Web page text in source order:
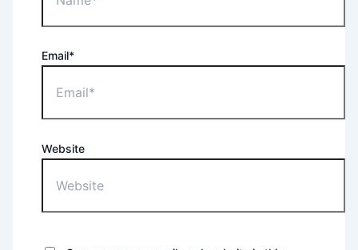
Email*
Website